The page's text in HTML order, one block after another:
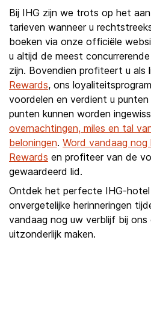
Bij IHG zijn we trots op het
tarieven wanneer u
boeken via onze officiële
u altijd de meest
zijn. Bovendien profiteert u als
Rewards, ons
voordelen en verdient u
punten kunnen worden
overnachtingen, miles en tal
beloningen. Word vandaag nog
Rewards en profiteer van de
gewaardeerd lid.
Ontdek het perfecte IHG-
onvergetelijke herinneringen
vandaag nog uw verblijf bij ons
uitzonderlijk maken.